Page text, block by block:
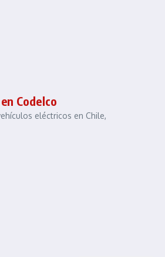
Codelco
eléctricos en Chile,